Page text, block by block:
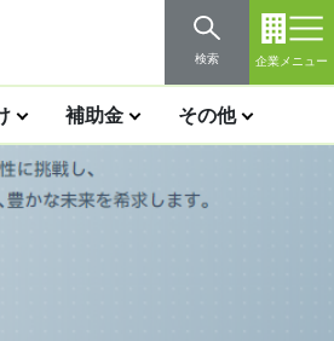
検索 企業メニュー
補助金 その他